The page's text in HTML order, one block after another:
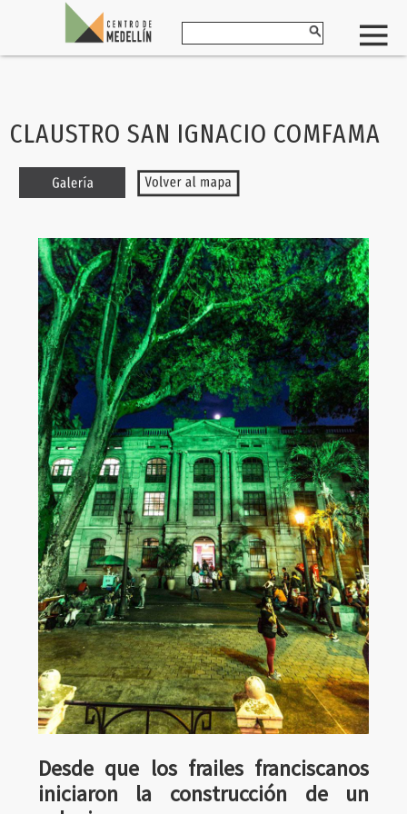
CLAUSTRO SAN IGNACIO COMFAMA
Desde que los frailes franciscanos
iniciaron la construcción de un